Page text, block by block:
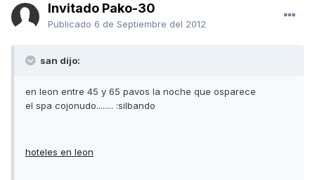
Invitado Pako-30
Publicado 6 de Septiembre del 2012
san dijo:
en leon entre 45 y 65 pavos la noche que osparece
el spa cojonudo........ :silbando
hoteles en leon